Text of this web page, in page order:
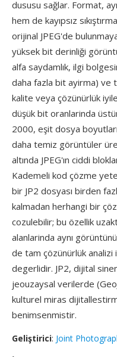
dususu sağlar. Format,
hem de kayıpsız
orijinal JPEG'de
yüksek bit derinliği
alfa saydamlık, ilgi
daha fazla bit ayirma) ve
kalite veya çözünürlük
düşük bit oranlarinda
2000, eşit dosya
daha temiz görüntüler
altında JPEG'ın ciddi
Kademeli kod çözme
bir JP2 dosyası birden
kalmadan herhangi bir
cozulebilir; bu özellik
alanlarinda aynı
de tam çözünürlük analizi
degerlidir. JP2, dijital
jeouzaysal verilerde
kulturel miras
benimsenmistir.
Geliştirici: Joint